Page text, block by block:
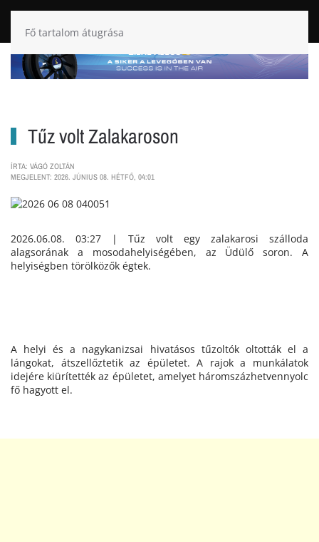
Fő tartalom átugrása
Tűz volt Zalakaroson
ÍRTA: VÁGÓ ZOLTÁN
MEGJELENT: 2026. JÚNIUS 08. HÉTFŐ, 04:01
2026.06.08. 03:27 | Tűz volt egy zalakarosi szálloda
alagsorának a mosodahelyiségében, az Üdülő soron. A
helyiségben törölközők égtek.
A helyi és a nagykanizsai hivatásos tűzoltók oltották el a
lángokat, átszellőztetik az épületet. A rajok a munkálatok
idejére kiürítették az épületet, amelyet háromszázhetvennyolc
fő hagyott el.